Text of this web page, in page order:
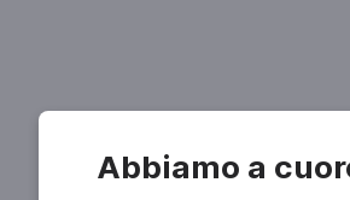
Abbiamo a